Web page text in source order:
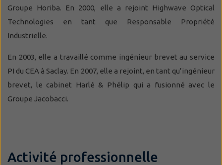
Groupe Horiba. En 2000, elle a rejoint Highwave Optical
Technologies en tant que Responsable Propriété
Industrielle.
En 2003, elle a travaillé comme ingénieur brevet au service
PI du CEA à Saclay. En 2007, elle a rejoint, en tant qu’ingénieur
brevet, le cabinet Harlé & Phélip qui a fusionné avec le
Groupe Jacobacci.
Activité professionnelle